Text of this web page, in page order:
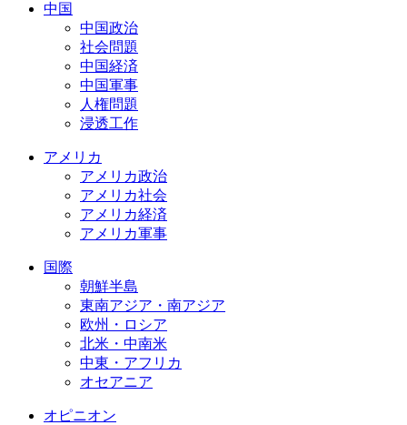
中国
中国政治
社会問題
中国経済
中国軍事
人権問題
浸透工作
アメリカ
アメリカ政治
アメリカ社会
アメリカ経済
アメリカ軍事
国際
朝鮮半島
東南アジア・南アジア
欧州・ロシア
北米・中南米
中東・アフリカ
オセアニア
オピニオン